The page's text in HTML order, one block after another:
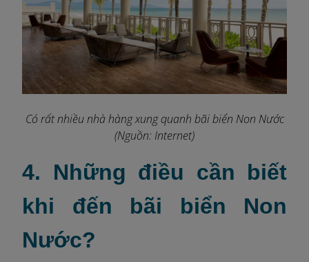
Có rất nhiều nhà hàng xung quanh bãi biển Non Nước
(Nguồn: Internet)
4. Những điều cần biết
khi đến bãi biển Non
Nước?